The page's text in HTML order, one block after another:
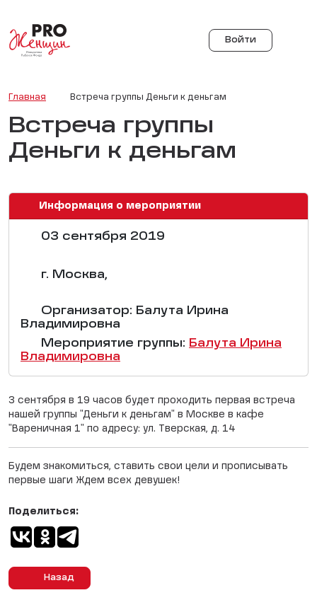
Войти
Главная Встреча группы Деньги к деньгам
Встреча группы
Деньги к деньгам
Информация о мероприятии
03 сентября 2019
г. Москва,
Организатор: Балута Ирина
Владимировна
Мероприятие группы: Балута Ирина
Владимировна
3 сентября в 19 часов будет проходить первая встреча
нашей группы "Деньги к деньгам" в Москве в кафе
"Вареничная 1" по адресу: ул. Тверская, д. 14
Будем знакомиться, ставить свои цели и прописывать
первые шаги Ждем всех девушек!
Назад
Поделиться: